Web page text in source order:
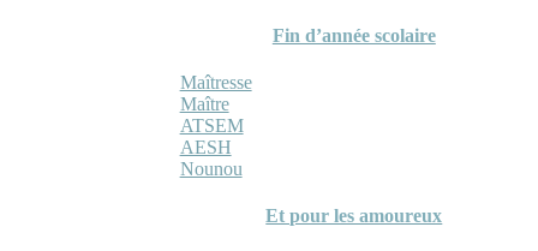
Fin d’année scolaire
Maîtresse
Maître
ATSEM
AESH
Nounou
Et pour les amoureux